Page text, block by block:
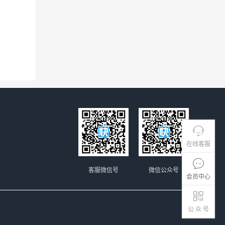
在线客服
会员中心
公 众 号
微信公众号
客服微信号